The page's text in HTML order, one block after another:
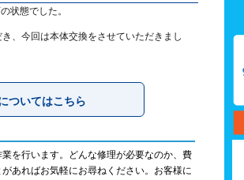
状態でした。
、今回は本体交換をさせていただきまし
ついてはこちら
を行います。どんな修理が必要なのか、費
あればお気軽にお尋ねください。お客様に